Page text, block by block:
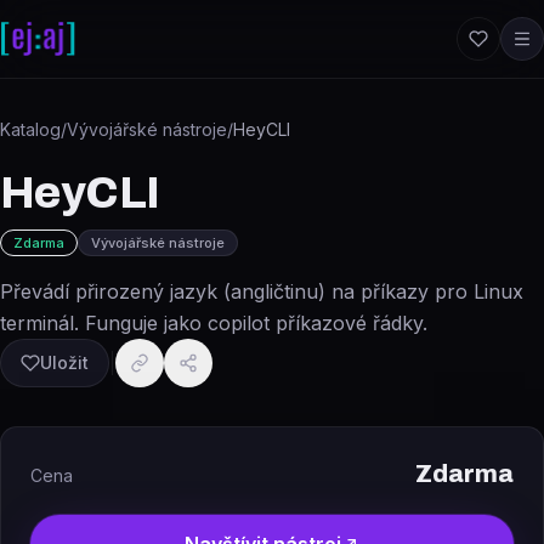
Katalog/Vývojářské nástroje/HeyCLI
HeyCLI
Zdarma Vývojářské nástroje
Převádí přirozený jazyk (angličtinu) na příkazy pro Linux
terminál. Funguje jako copilot příkazové řádky.
Uložit
Cena Zdarma